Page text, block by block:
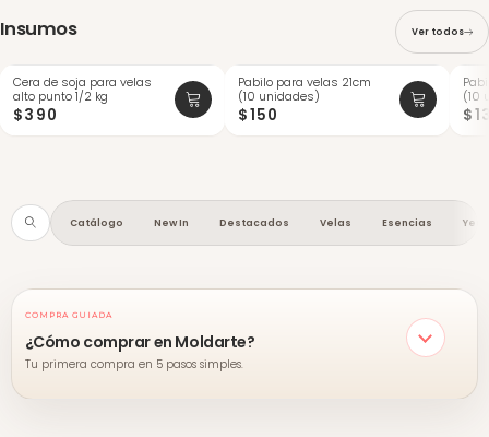
Insumos Ver todos
ÚLTIMAS
Cera de soja para velas
alto punto 1/2 kg
$390
Pabilo para velas 21cm
(10 unidades)
$150
(10
Catálogo New In Destacados Velas Esencias Yeso
COMPRA GUIADA
¿Cómo comprar en Moldarte?
Tu primera compra en 5 pasos simples.